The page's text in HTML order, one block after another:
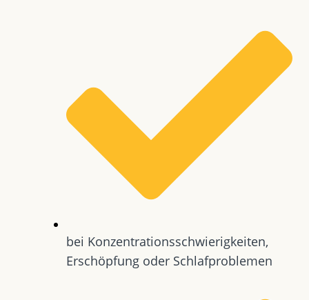
bei Konzentrationsschwierigkeiten,
Erschöpfung oder Schlafproblemen